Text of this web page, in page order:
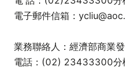
電子郵件信箱：
業務聯絡人：經濟部商業
電話：(02) 23433300分